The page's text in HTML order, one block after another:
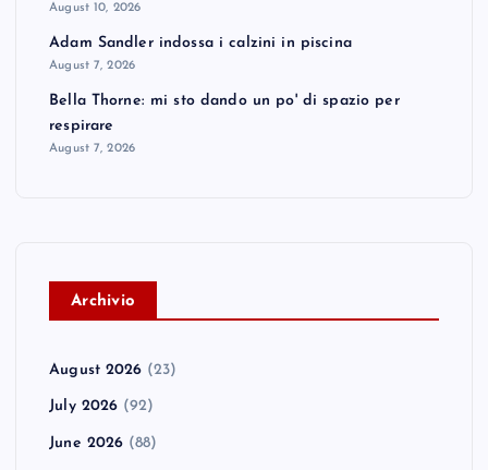
August 10, 2026
Adam Sandler indossa i calzini in piscina
August 7, 2026
Bella Thorne: mi sto dando un po' di spazio per
respirare
August 7, 2026
Archivio
August 2026 (23)
July 2026 (92)
June 2026 (88)